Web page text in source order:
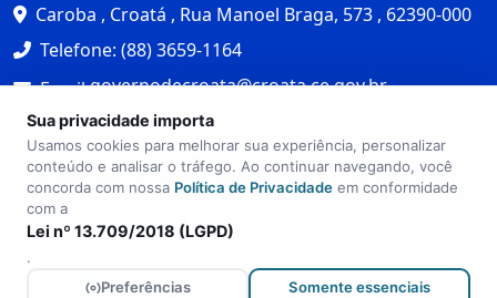
Telefone: (88) 3659-1164
Email:governodecroata@croata.ce.gov.br
Horário: Seg Até Sex Manhã 08:00 Até 12:00 | Tarde
14:00 Até 17:00
CONECTE-SE CONOSCO
Sua privacidade importa
Usamos cookies para melhorar sua experiência, personalizar
conteúdo e analisar o tráfego. Ao continuar navegando, você
concorda com nossa Política de Privacidade em conformidade
com a
Lei nº 13.709/2018 (LGPD)
.
Preferências
Somente essenciais